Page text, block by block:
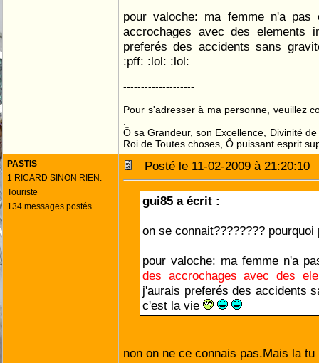
pour valoche: ma femme n'a pas
accrochages avec des elements
preferés des accidents sans
:pff: :lol: :lol:
--------------------
Pour s'adresser à ma personne, veuillez
:
Ô sa Grandeur, son Excellence, Divinité
Roi de Toutes choses, Ô puissant esprit
PASTIS
1 RICARD SINON RIEN.
Touriste
134 messages postés
Posté le 11-02-2009 à
gui85 a écrit :
on se connait????????
pour valoche: ma femme n'a
des accrochagesavec des
j'aurais preferés des accidents
c'est la vie
non on ne ce connais pas.Mais la